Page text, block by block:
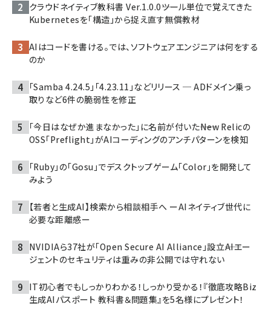
クラウドネイティブ教科書 Ver.1.0.0――ツール単位で覚えてきた
Kubernetesを「構造」から捉え直す無償教材
AIはコードを書ける。では、ソフトウェアエンジニアは何をする
のか
「Samba 4.24.5」「4.23.11」などリリース ─ ADドメイン乗っ
取りなど6件の脆弱性を修正
「今日はなぜか進まなかった」に名前が付いた――New Relicの
OSS「Preflight」がAIコーディングのアンチパターンを検知
「Ruby」の「Gosu」でデスクトップゲーム「Color」を開発して
みよう
【若者と生成AI】検索から相談相手へ ーAIネイティブ世代に
必要な距離感ー
NVIDIAら37社が「Open Secure AI Alliance」設立――AIエー
ジェントのセキュリティは重みの非公開では守れない
IT初心者でもしっかりわかる！しっかり受かる！『徹底攻略Biz
生成AIパスポート 教科書＆問題集』を5名様にプレゼント！